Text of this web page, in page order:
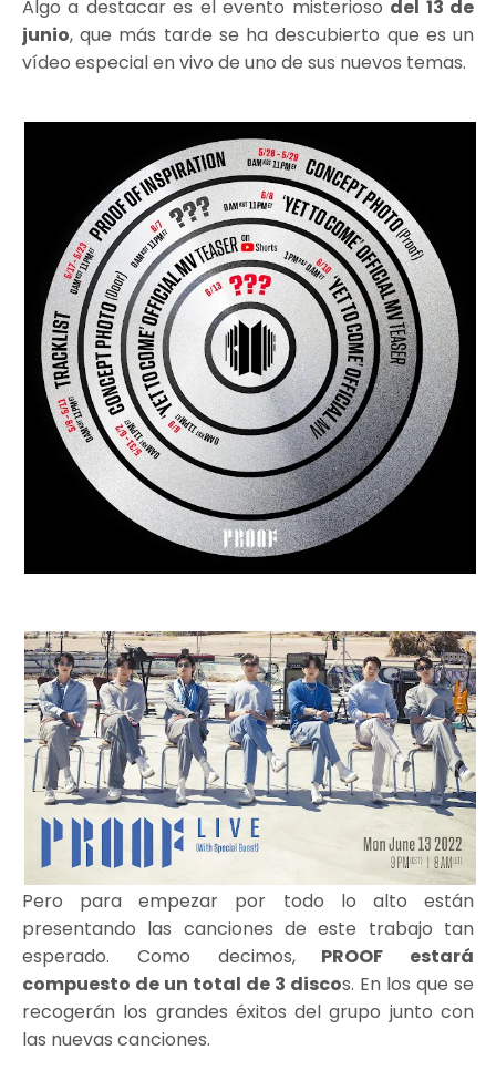
Algo a destacar es el evento misterioso del 13 de
junio, que más tarde se ha descubierto que es un
vídeo especial en vivo de uno de sus nuevos temas.
Pero para empezar por todo lo alto están
presentando las canciones de este trabajo tan
esperado. Como decimos,PROOF estará
compuesto de un total de 3 discos. En los que se
recogerán los grandes éxitos del grupo junto con
las nuevas canciones.